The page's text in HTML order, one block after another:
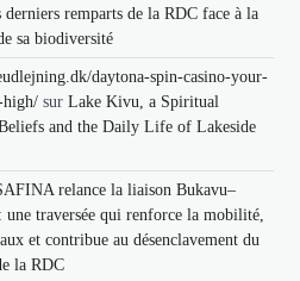
remparts de la RDC face à la
sa biodiversité
daytona-spin-casino-your-
high/ surLake Kivu, a Spiritual
and the Daily Life of Lakeside
relance la liaison Bukavu–
une traversée qui renforce la mobilité,
et contribue au désenclavement du
la RDC